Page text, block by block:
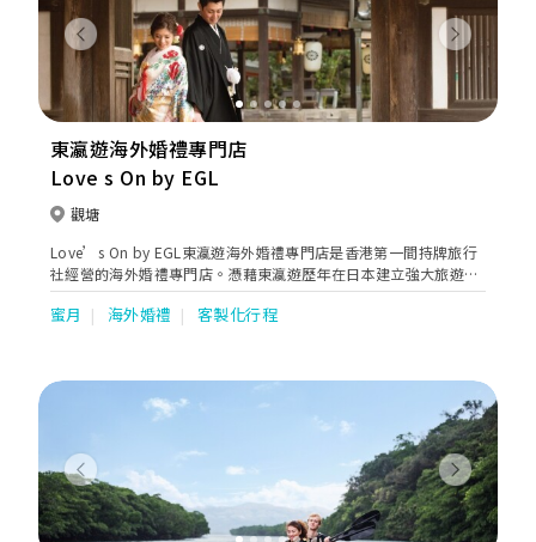
Previous Next
東瀛遊海外婚禮專門店
Love s On by EGL
觀塘
Love’s On by EGL東瀛遊海外婚禮專門店是香港第一間持牌旅行
社經營的海外婚禮專門店。憑藉東瀛遊歷年在日本建立強大旅遊網
絡配套，加上在日本擁有超過30間教堂的直屬代理權，讓Love’s
On擁有安排海外婚禮專業知識及配套，打造各式各樣別出心裁的安
置身當中，360度觀看實況，從而挑選最合心的選擇。
蜜月 海外婚禮 客製化行程
Previous Next